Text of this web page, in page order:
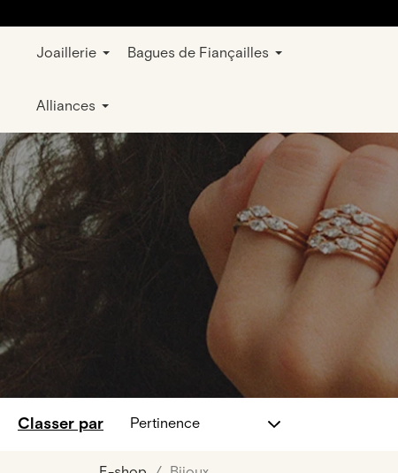
Joaillerie Bagues de Fiançailles
Alliances
Classer par Pertinence